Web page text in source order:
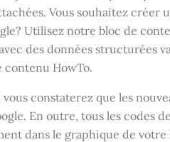
Vous souhaitez créer
Utilisez notre bloc de
des données structurées
contenu HowTo.
vous constaterez que les
En outre, tous les codes
dans le graphique de